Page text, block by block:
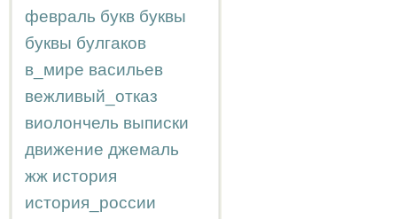
февраль букв буквы
буквы булгаков
в_мире васильев
вежливый_отказ
виолончель выписки
движение джемаль
жж история
история_россии